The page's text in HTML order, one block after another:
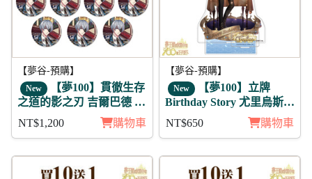
【夢谷-預購】
New 【夢100】貫徹生存
之道的影之刃 吉爾巴德 未
覺 徽章11入組
NT$1,200 購物車
【夢谷-預購】
New 【夢100】立牌
Birthday Story 尤里烏斯
月覺
NT$650 購物車